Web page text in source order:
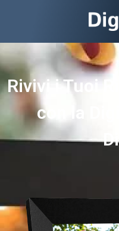
Rivivi i Tuoi
con la